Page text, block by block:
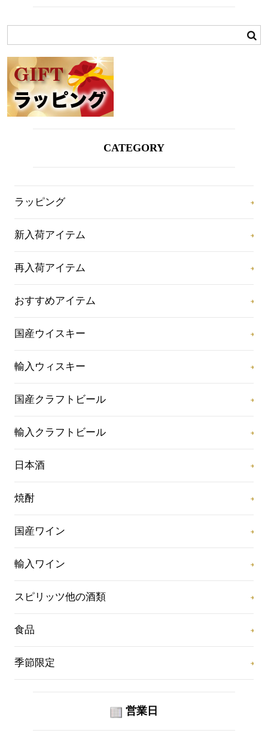
CATEGORY
ラッピング
新入荷アイテム
再入荷アイテム
おすすめアイテム
国産ウイスキー
輸入ウィスキー
国産クラフトビール
輸入クラフトビール
日本酒
焼酎
国産ワイン
輸入ワイン
スピリッツ他の酒類
食品
季節限定
営業日